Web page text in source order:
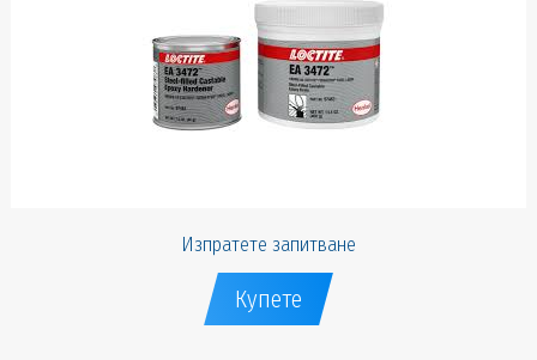
Изпратете запитване
Купете